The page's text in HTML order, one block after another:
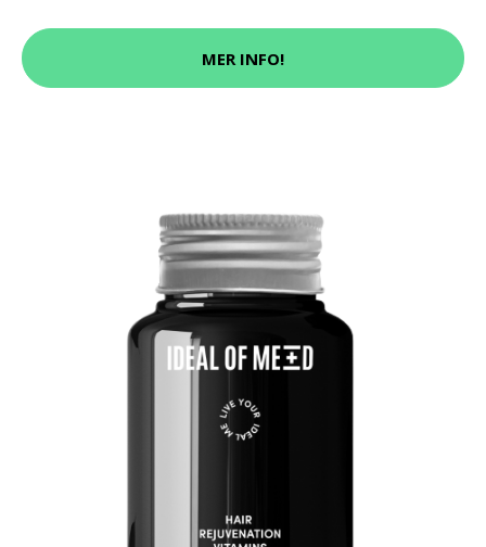
MER INFO!